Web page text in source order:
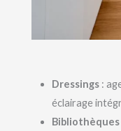
Dressings:
éclairage
Bibliothèques